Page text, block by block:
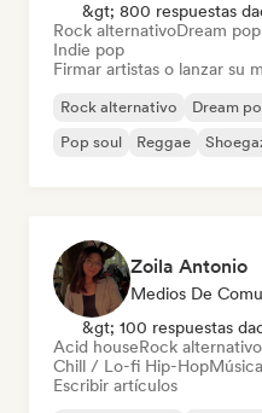
&gt; 800 respuestas
Rock alternativoDream pop
Indie pop
Firmar artistas o lanzar su
Rock alternativo Dream
Pop soul
Reggae
Zoila Antonio
Medios De
&gt; 100 respuestas
Acid houseRock alternativo
Chill / Lo-fi Hip-Hop
Escribir artículos